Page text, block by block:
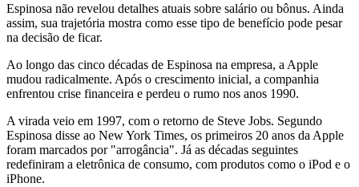
Espinosa não revelou detalhes atuais sobre salário ou bônus. Ainda
assim, sua trajetória mostra como esse tipo de benefício pode pesar
na decisão de ficar.
Ao longo das cinco décadas de Espinosa na empresa, a Apple
mudou radicalmente. Após o crescimento inicial, a companhia
enfrentou crise financeira e perdeu o rumo nos anos 1990.
A virada veio em 1997, com o retorno de Steve Jobs. Segundo
Espinosa disse ao New York Times, os primeiros 20 anos da Apple
foram marcados por "arrogância". Já as décadas seguintes
redefiniram a eletrônica de consumo, com produtos como o iPod e o
iPhone.